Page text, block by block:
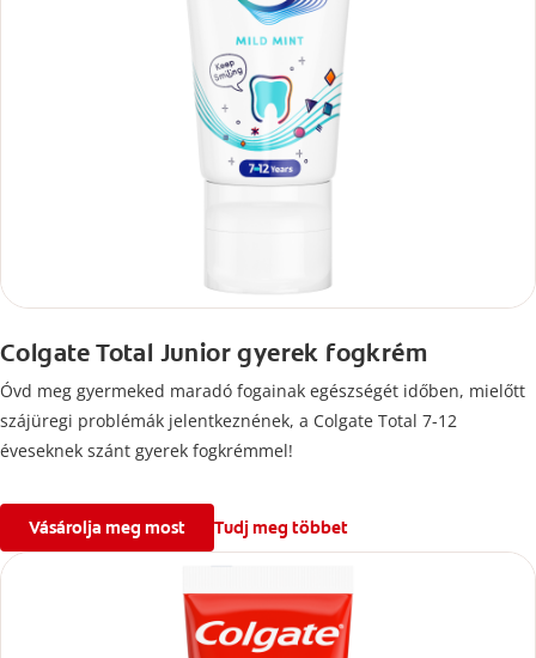
Colgate Total Junior gyerek fogkrém
Óvd meg gyermeked maradó fogainak egészségét időben, mielőtt
szájüregi problémák jelentkeznének, a Colgate Total 7-12
éveseknek szánt gyerek fogkrémmel!
Vásárolja meg most Tudj meg többet